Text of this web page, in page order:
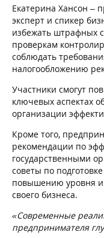
Екатерина Хансон –
эксперт и спикер
избежать штрафных
проверкам
соблюдать
налогообложению
Участники смогут
ключевых аспектах
организации
Кроме того,
рекомендации по
государственными
советы по
повышению уровня
своего бизнеса.
«Современные
предпринимателя